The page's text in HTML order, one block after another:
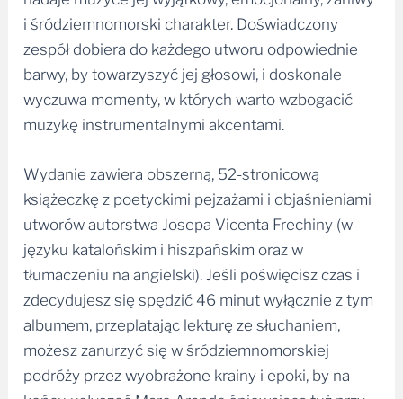
i śródziemnomorski charakter. Doświadczony
zespół dobiera do każdego utworu odpowiednie
barwy, by towarzyszyć jej głosowi, i doskonale
wyczuwa momenty, w których warto wzbogacić
muzykę instrumentalnymi akcentami.
Wydanie zawiera obszerną, 52-stronicową
książeczkę z poetyckimi pejzażami i objaśnieniami
utworów autorstwa Josepa Vicenta Frechiny (w
języku katalońskim i hiszpańskim oraz w
tłumaczeniu na angielski). Jeśli poświęcisz czas i
zdecydujesz się spędzić 46 minut wyłącznie z tym
albumem, przeplatając lekturę ze słuchaniem,
możesz zanurzyć się w śródziemnomorskiej
podróży przez wyobrażone krainy i epoki, by na